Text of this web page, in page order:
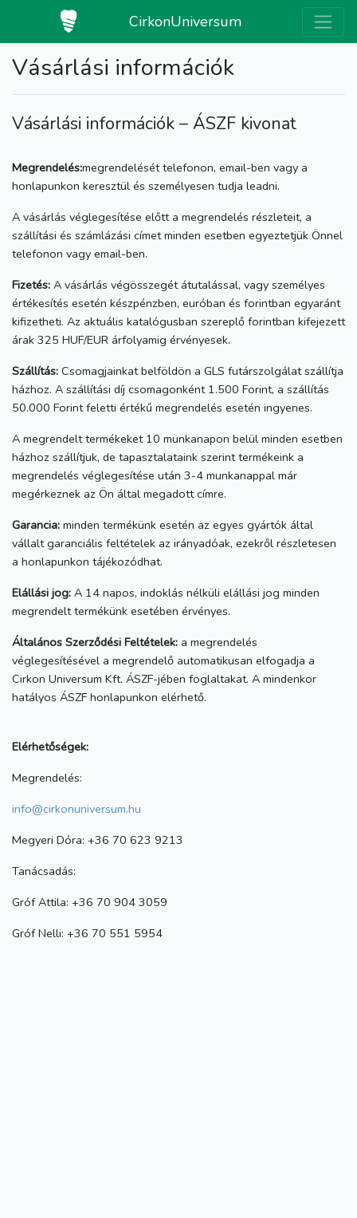
CirkonUniversum
Vásárlási információk
Vásárlási információk – ÁSZF kivonat
Megrendelés:megrendelését telefonon, email-ben vagy a
honlapunkon keresztül és személyesen tudja leadni.
A vásárlás véglegesítése előtt a megrendelés részleteit, a
szállítási és számlázási címet minden esetben egyeztetjük Önnel
telefonon vagy email-ben.
Fizetés: A vásárlás végösszegét átutalással, vagy személyes
értékesítés esetén készpénzben, euróban és forintban egyaránt
kifizetheti. Az aktuális katalógusban szereplő forintban kifejezett
árak 325 HUF/EUR árfolyamig érvényesek.
Szállítás: Csomagjainkat belföldön a GLS futárszolgálat szállítja
házhoz. A szállítási díj csomagonként 1.500 Forint, a szállítás
50.000 Forint feletti értékű megrendelés esetén ingyenes.
A megrendelt termékeket 10 munkanapon belül minden esetben
házhoz szállítjuk, de tapasztalataink szerint termékeink a
megrendelés véglegesítése után 3-4 munkanappal már
megérkeznek az Ön által megadott címre.
Garancia: minden termékünk esetén az egyes gyártók által
vállalt garanciális feltételek az irányadóak, ezekről részletesen
a honlapunkon tájékozódhat.
Elállási jog: A 14 napos, indoklás nélküli elállási jog minden
megrendelt termékünk esetében érvényes.
Általános Szerződési Feltételek: a megrendelés
véglegesítésével a megrendelő automatikusan elfogadja a
Cirkon Universum Kft. ÁSZF-jében foglaltakat. A mindenkor
hatályos ÁSZF honlapunkon elérhető.
Elérhetőségek:
Megrendelés:
info@cirkonuniversum.hu
Megyeri Dóra: +36 70 623 9213
Tanácsadás:
Gróf Attila: +36 70 904 3059
Gróf Nelli: +36 70 551 5954